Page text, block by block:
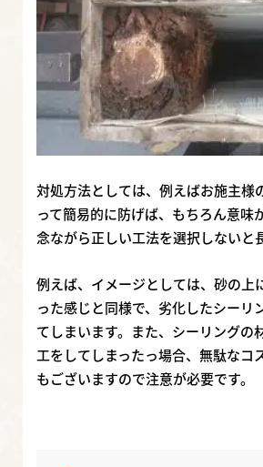
対処方法としては、例えばお施主様
って簡易的に防げば、もちろん意味
念ながら正しい工法を選択しないと
例えば、イメージとしては、砂の上
った感じと同様で、劣化したシーリ
てしまいます。また、シーリングの
工をしてしまったっ場合、無駄なコ
もございますので注意が必要です。